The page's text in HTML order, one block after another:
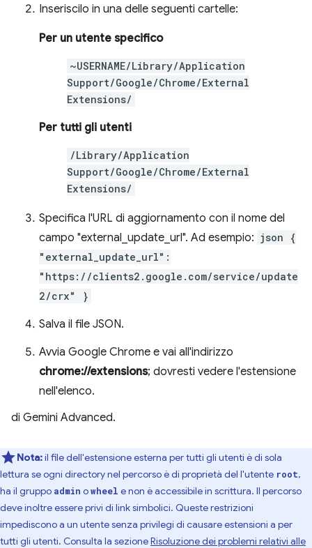
Inseriscilo in una delle seguenti cartelle:
Per un utente specifico
~USERNAME/Library/Application
Support/Google/Chrome/External
Extensions/
Per tutti gli utenti
/Library/Application
Support/Google/Chrome/External
Extensions/
Specifica l'URL di aggiornamento con il nome del
campo "external_update_url". Ad esempio: json {
"external_update_url":
"https://clients2.google.com/service/update
2/crx" }
Salva il file JSON.
Avvia Google Chrome e vai all'indirizzo
chrome://extensions; dovresti vedere l'estensione
nell'elenco.
di Gemini Advanced.
Nota:il file dell'estensione esterna per tutti gli utenti è di sola
lettura se ogni directory nel percorso è di proprietà del l'utente root,
ha il gruppo admin owheel e non è accessibile in scrittura. Il percorso
deve inoltre essere privi di link simbolici. Queste restrizioni
impediscono a un utente senza privilegi di causare estensioni a per
tutti gli utenti. Consulta la sezioneRisoluzione dei problemi relativi alle